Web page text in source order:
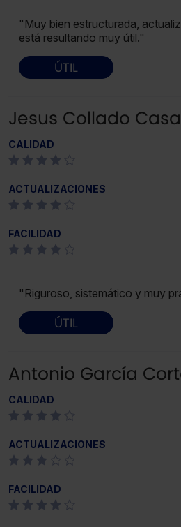
"Muy bien estructurada,
está resultando muy útil."
ÚTIL
Jesus Collado
CALIDAD
ACTUALIZACIONES
FACILIDAD
"Riguroso, sistemático y muy
ÚTIL
Antonio García
CALIDAD
ACTUALIZACIONES
FACILIDAD